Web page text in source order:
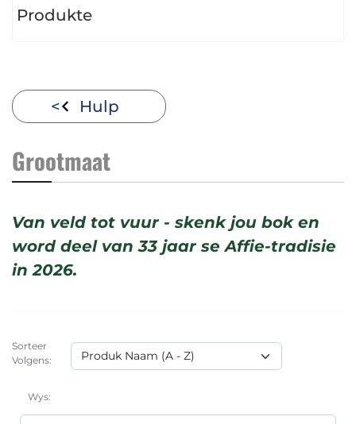
Produkte
Hulp
Grootmaat
Van veld tot vuur - skenk jou bok en
word deel van 33 jaar se Affie-tradisie
in 2026.
Sorteer
Volgens:
Wys: